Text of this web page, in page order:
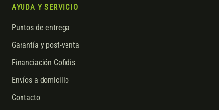
AYUDA Y SERVICIO
Puntos de entrega
Garantía y post-venta
Financiación Cofidis
Envíos a domicilio
Contacto